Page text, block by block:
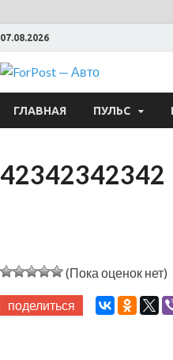
07.08.2026
ГЛАВНАЯ ПУЛЬС
42342342342
(Пока оценок нет)
поделиться